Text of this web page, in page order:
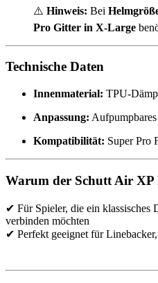
⚠️ Hinweis: Bei
Pro Gitter in X-Large
Technische Daten
Innenmaterial: TPU-
Anpassung:
Kompatibilität: Super Pro
Warum der Schutt Air
✔ Für Spieler, die ein klassisches
verbinden möchten
✔ Perfekt geeignet für